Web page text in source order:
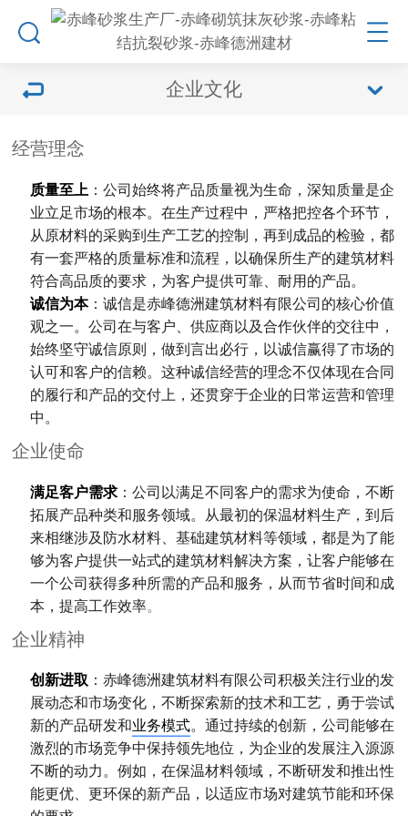
企业文化
经营理念
质量至上 ：公司始终将产品质量视为生命，深知质量是企
业立足市场的根本。在生产过程中，严格把控各个环节，
从原材料的采购到生产工艺的控制，再到成品的检验，都
有一套严格的质量标准和流程，以确保所生产的建筑材料
符合高品质的要求，为客户提供可靠、耐用的产品。
诚信为本：诚信是赤峰德洲建筑材料有限公司的核心价值
观之一。公司在与客户、供应商以及合作伙伴的交往中，
始终坚守诚信原则，做到言出必行，以诚信赢得了市场的
认可和客户的信赖。这种诚信经营的理念不仅体现在合同
的履行和产品的交付上，还贯穿于企业的日常运营和管理
中。
企业使命
满足客户需求 ：公司以满足不同客户的需求为使命，不断
拓展产品种类和服务领域。从最初的保温材料生产，到后
来相继涉及防水材料、基础建筑材料等领域，都是为了能
够为客户提供一站式的建筑材料解决方案，让客户能够在
一个公司获得多种所需的产品和服务，从而节省时间和成
本，提高工作效率。
企业精神
创新进取 ：赤峰德洲建筑材料有限公司积极关注行业的发
展动态和市场变化，不断探索新的技术和工艺，勇于尝试
新的产品研发和业务模式。通过持续的创新，公司能够在
激烈的市场竞争中保持领先地位，为企业的发展注入源源
不断的动力。例如，在保温材料领域，不断研发和推出性
能更优、更环保的新产品，以适应市场对建筑节能和环保